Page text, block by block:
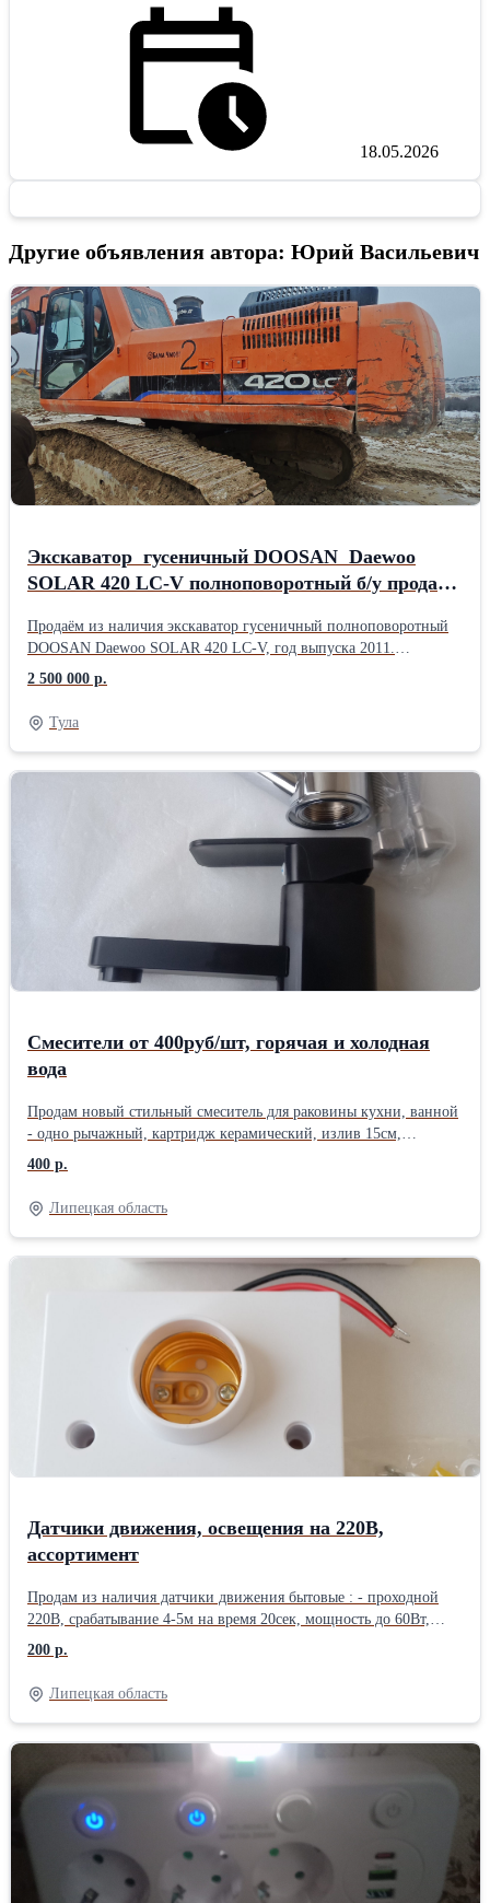
18.05.2026
Другие объявления автора: Юрий Васильевич
Экскаватор гусеничный DOOSAN Daewoo
SOLAR 420 LC-V полноповоротный б/у продаём
Продаём из наличия экскаватор гусеничный полноповоротный
DOOSAN Daewoo SOLAR 420 LC-V, год выпуска 2011.
Двигатель заклинило. Экскаватор в хорошем состоянии. Цена 2
500 000 руб с НДС. При реальной заинтересованности возможна
скидка. Техника находиться в карьере, самовывоз ЦФО -
Тульская обл.. Дополнительная информация по запросу.
2 500 000 р.
Тула
Смесители от 400руб/шт, горячая и холодная
вода
Продам новый стильный смеситель для раковины кухни, ванной
- одно рычажный, картридж керамический, излив 15см,
изготовлен из термопластика с антимикробным покрытием ,
горячая и холодная вода, без подводки. Легкое подключение .
Цена 400 руб. В наличии 8шт. Цветовая гамма - чёрный, белый.
Смеситель новый стальной хромированный поворотный
(поворот на 360 градусов) в полном комплекте с керамическим
картриджем и подводкой L=500мм по цене 900руб/шт.
Дополнительная информация по запросу
400 р.
Липецкая область
Датчики движения, освещения на 220В,
ассортимент
Продам из наличия датчики движения бытовые : - проходной
220В, срабатывание 4-5м на время 20сек, мощность до 60Вт,
количество 6шт по цене 200руб/шт; - с патроном Е27,
срабатывание 2-6м, время срабатывания (установка
освещённости для срабатывания на выбор на торце патрона),
время срабатывания на выбор 16сек-32сек-300сек, мощность до
60Вт, количество 6шт по цене 400руб/шт. - включатель/
выключатель уличного освещения автоматический защищенный
на 220В, 10А, до 2200Вт, под любые лампы, количество 6шт по
цене 400руб/шт. При покупке от 2- х штук любой позиции
скидка 10% Дополнительная информация по запросу.
200 р.
Липецкая область